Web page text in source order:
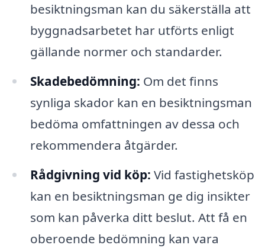
besiktningsman kan du säkerställa att
byggnadsarbetet har utförts enligt
gällande normer och standarder.
Skadebedömning: Om det finns
synliga skador kan en besiktningsman
bedöma omfattningen av dessa och
rekommendera åtgärder.
Rådgivning vid köp: Vid fastighetsköp
kan en besiktningsman ge dig insikter
som kan påverka ditt beslut. Att få en
oberoende bedömning kan vara